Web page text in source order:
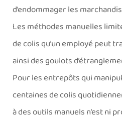
d’endommager les
Les méthodes manuelles
de colis qu’un employé peut
ainsi des goulots
Pour les entrepôts qui
centaines de colis
à des outils manuels n’est ni